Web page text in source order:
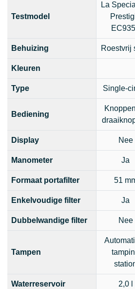
Testmodel
La
Behuizing Roestvrij
Kleuren
Type Single-
Bediening
Display Nee
Manometer Ja
Formaat portafilter 51
Enkelvoudige filter Ja
Dubbelwandige filter Nee
Tampen
Waterreservoir 2,0 l